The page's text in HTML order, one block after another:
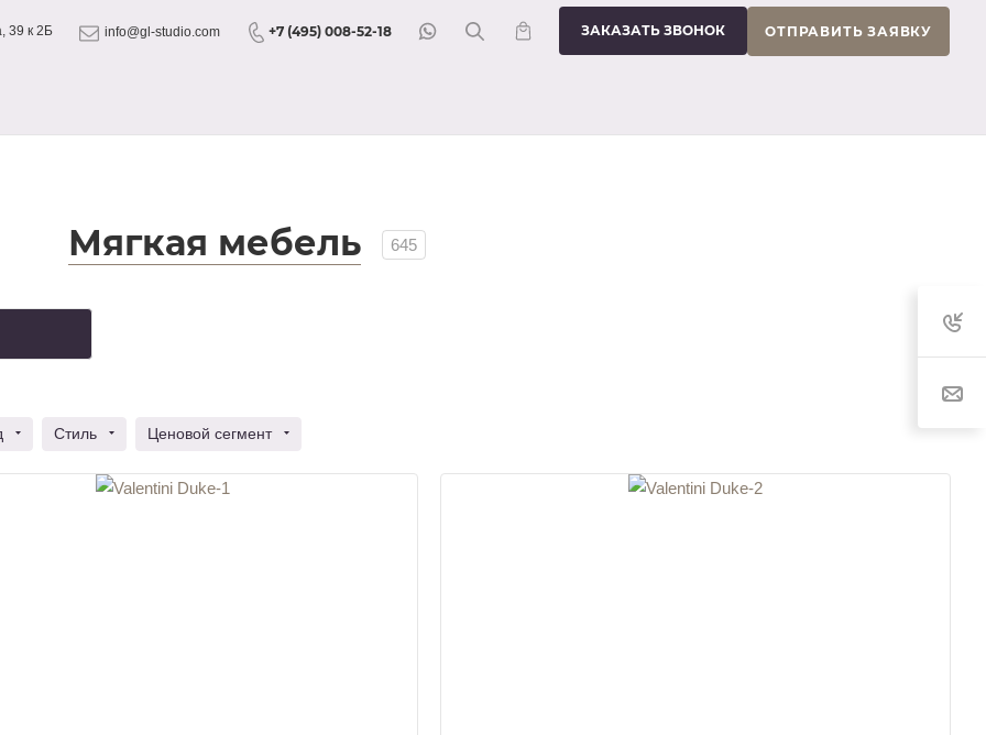
39 к 2Б info@gl-studio.com +7 (495) 008-52-18 ЗАКАЗАТЬ ЗВОНОК ОТПРАВИТЬ ЗАЯВКУ
Мягкая мебель 645
Стиль Ценовой сегмент